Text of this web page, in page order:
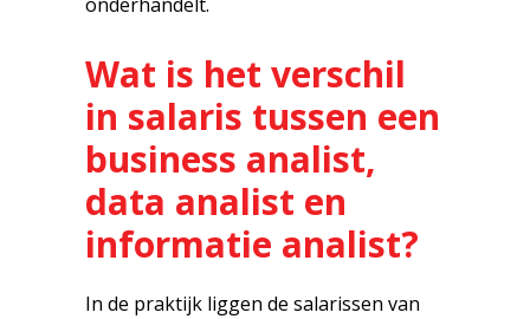
Wat is het verschil
in salaris tussen een
business analist,
data analist en
informatie analist?
In de praktijk liggen de salarissen van